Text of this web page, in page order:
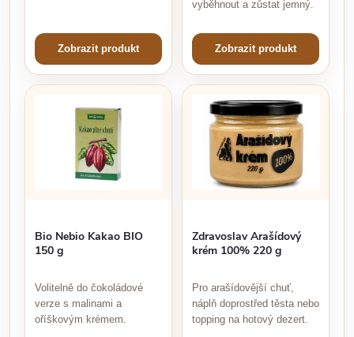
Zobrazit produkt
vyběhnout a zůstat jemný.
Zobrazit produkt
Bio Nebio Kakao BIO
150 g
Volitelně do čokoládové
verze s malinami a
oříškovým krémem.
Zdravoslav Arašídový
krém 100% 220 g
Pro arašídovější chuť,
náplň doprostřed těsta nebo
topping na hotový dezert.